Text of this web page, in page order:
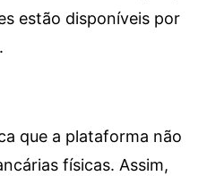
estão disponíveis por
que a plataforma não
físicas. Assim,